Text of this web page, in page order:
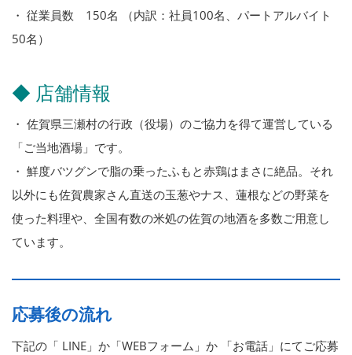
・ 従業員数 150名 （内訳：社員100名、パートアルバイト
50名）
◆ 店舗情報
・ 佐賀県三瀬村の行政（役場）のご協力を得て運営している
「ご当地酒場」です。
・ 鮮度バツグンで脂の乗ったふもと赤鶏はまさに絶品。それ
以外にも佐賀農家さん直送の玉葱やナス、蓮根などの野菜を
使った料理や、全国有数の米処の佐賀の地酒を多数ご用意し
ています。
応募後の流れ
下記の「 LINE」か「WEBフォーム」か 「お電話」にてご応募